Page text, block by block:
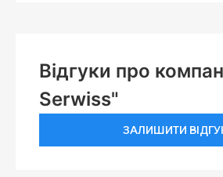
Відгуки про
Serwiss"
ЗАЛИШИТИ